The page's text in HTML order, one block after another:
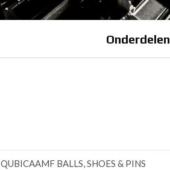
Onderdelen
QUBICAAMF BALLS, SHOES & PINS